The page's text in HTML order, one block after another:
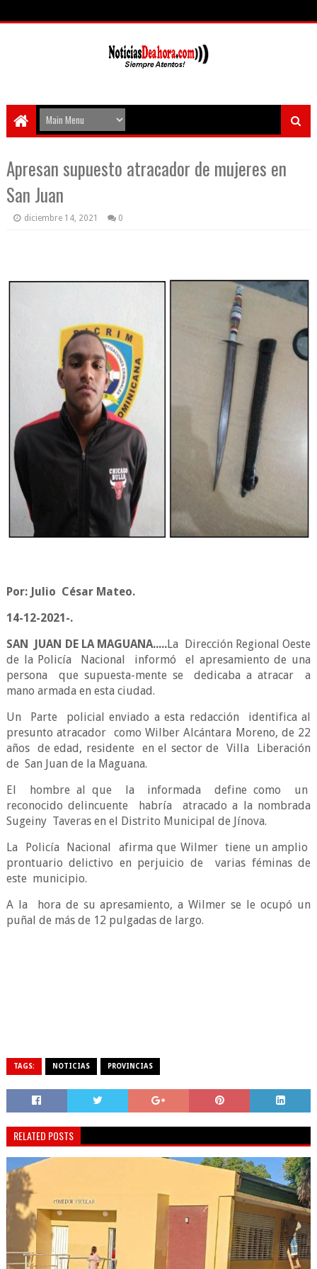
Apresan supuesto atracador de mujeres en
San Juan
diciembre 14, 2021 0
Por: Julio César Mateo.
14-12-2021-.
SAN JUAN DE LA MAGUANA.....La Dirección Regional Oeste
de la Policía Nacional informó el apresamiento de una
persona que supuesta-mente se dedicaba a atracar a
mano armada en esta ciudad.
Un Parte policial enviado a esta redacción identifica al
presunto atracador como Wilber Alcántara Moreno, de 22
años de edad, residente en el sector de Villa Liberación
de San Juan de la Maguana.
El hombre al que la informada define como un
reconocido delincuente habría atracado a la nombrada
Sugeiny Taveras en el Distrito Municipal de Jínova.
La Policía Nacional afirma que Wilmer tiene un amplio
prontuario delictivo en perjuicio de varias féminas de
este municipio.
A la hora de su apresamiento, a Wilmer se le ocupó un
puñal de más de 12 pulgadas de largo.
TAGS: NOTICIAS PROVINCIAS
RELATED POSTS